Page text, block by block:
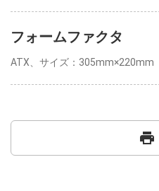
フォームファクタ
ATX、サイズ：305mm×220mm
print